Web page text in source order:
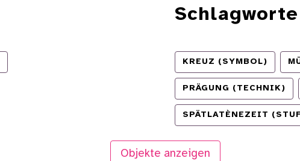
Schlagworte
KREUZ (SYMBOL)
PRÄGUNG (TECHNIK)
SPÄTLATÈNEZEIT
Objekte anzeigen